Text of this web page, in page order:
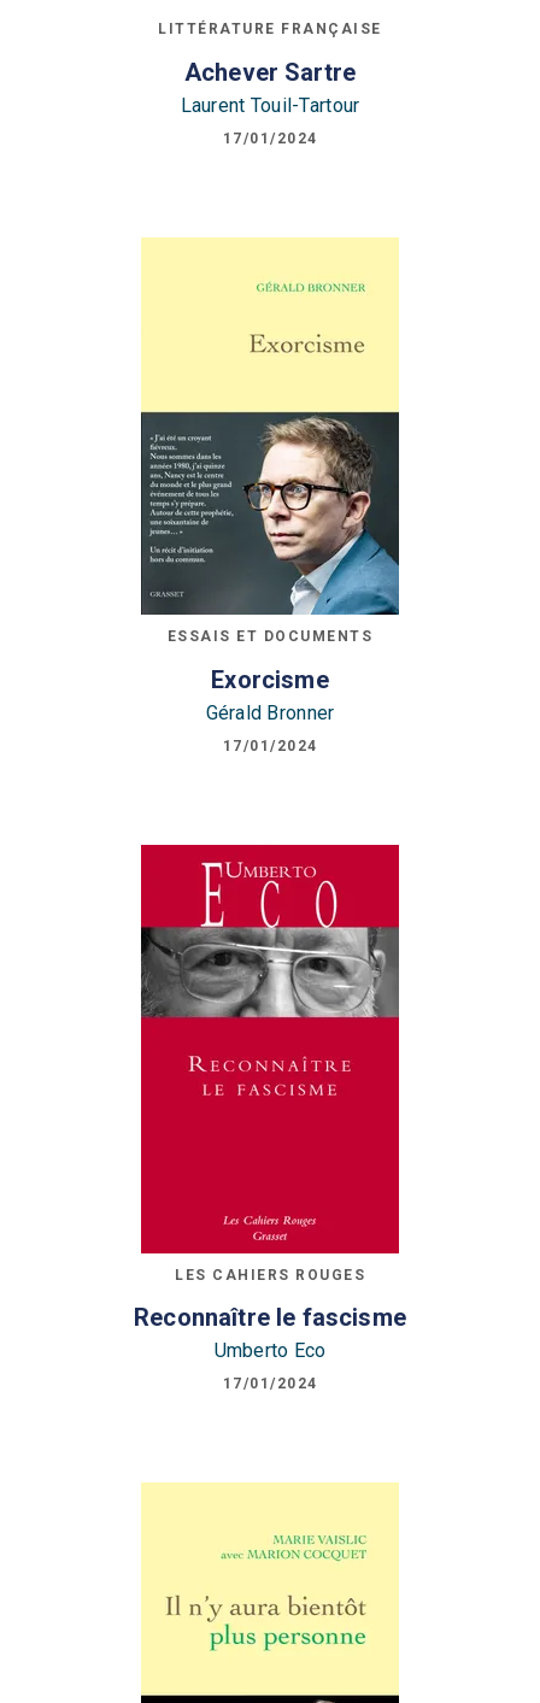
LITTÉRATURE FRANÇAISE
Achever Sartre
Laurent Touil-Tartour
17/01/2024
ESSAIS ET DOCUMENTS
Exorcisme
Gérald Bronner
17/01/2024
LES CAHIERS ROUGES
Reconnaître le fascisme
Umberto Eco
17/01/2024